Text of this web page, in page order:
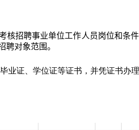
核招聘事业单位工作人员岗位和条
聘对象范围。
业证、学位证等证书， 并凭证书办